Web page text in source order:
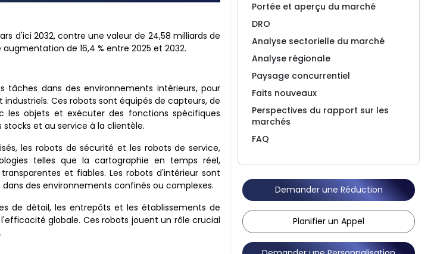
d'ici 2032, contre une valeur de 24,58 milliards de
de 16,4 % entre 2025 et 2032.
dans des environnements intérieurs, pour
Ces robots sont équipés de capteurs, de
les objets et exécuter des fonctions spécifiques
et au service à la clientèle.
les robots de sécurité et les robots de service,
telles que la cartographie en temps réel,
et fiables. Les robots d'intérieur sont
des environnements confinés ou complexes.
de détail, les entrepôts et les établissements de
globale. Ces robots jouent un rôle crucial
Portée et aperçu du marché
DRO
Analyse sectorielle du marché
Analyse régionale
Paysage concurrentiel
Faits nouveaux
Perspectives du rapport sur les
marchés
FAQ
Demander une Réduction
Planifier un Appel